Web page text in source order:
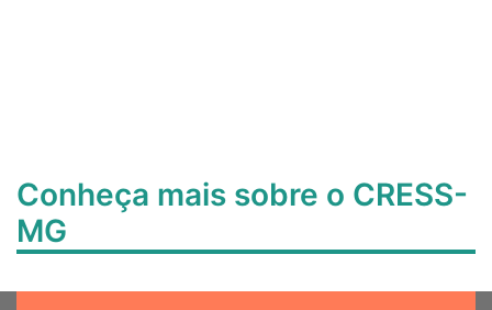
Conheça mais sobre o CRESS-
MG